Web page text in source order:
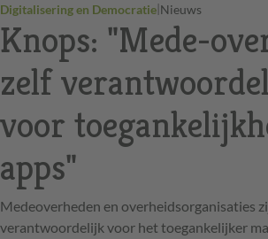
Digitalisering en Democratie|Nieuws
Knops: "Mede-
zelf
voor
apps"
Medeoverheden en overheidsorganisaties
verantwoordelijk voor het toegankelijker